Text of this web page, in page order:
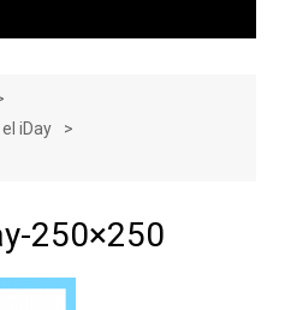
iDay
250×250